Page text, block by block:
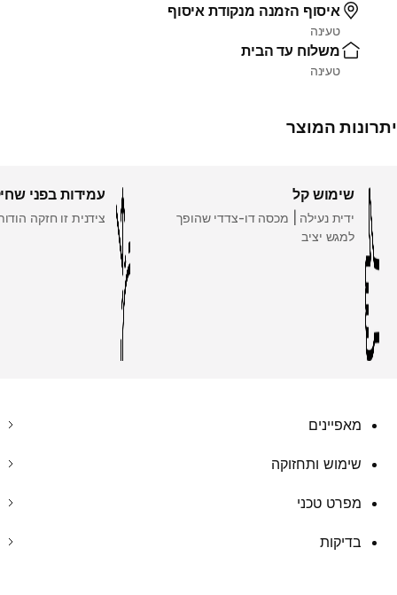
איסוף הזמנה מנקודת איסוף
טעינה
משלוח עד הבית
טעינה
יתרונות המוצר
שימוש קל
ידית נעילה | מכסה דו-צדדי שהופך
למגש יציב
עמידות בפני
צידנית זו חזקה
מאפיינים
שימוש ותחזוקה
מפרט טכני
בדיקות